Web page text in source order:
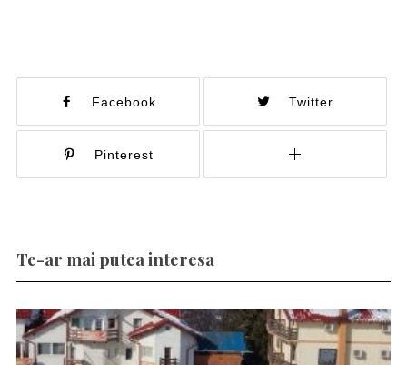
Facebook Twitter
Pinterest
Te-ar mai putea interesa